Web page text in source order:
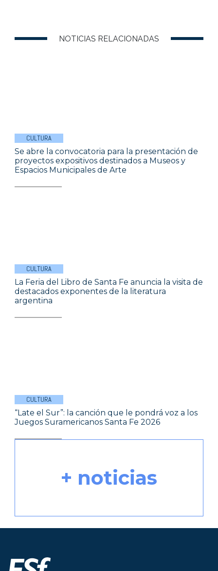
NOTICIAS RELACIONADAS
CULTURA
Se abre la convocatoria para la presentación de
proyectos expositivos destinados a Museos y
Espacios Municipales de Arte
CULTURA
La Feria del Libro de Santa Fe anuncia la visita de
destacados exponentes de la literatura
argentina
CULTURA
“Late el Sur”: la canción que le pondrá voz a los
Juegos Suramericanos Santa Fe 2026
+ noticias